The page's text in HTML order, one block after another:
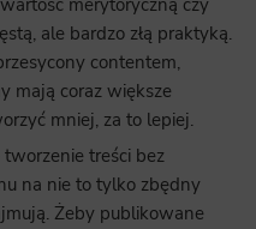
merytoryczną czy
ale bardzo złą praktyką.
contentem,
mają coraz większe
mniej, za to lepiej.
tworzenie treści bez
na nie to tylko zbędny
Żeby publikowane